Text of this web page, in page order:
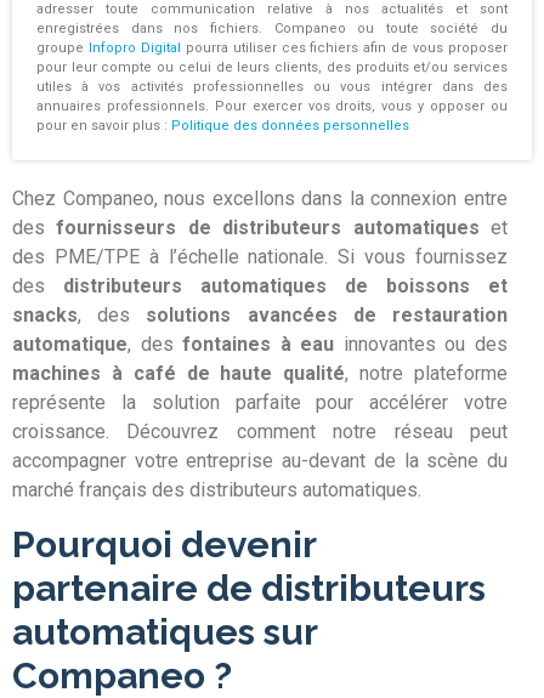
Chez Companeo, nous excellons dans la connexion entre
desfournisseurs de distributeurs automatiques et
des PME/TPE à l’échelle nationale. Si vous fournissez
des distributeurs automatiques de boissons et
snacks, des solutions avancées de restauration
automatique, desfontaines à eau innovantes ou des
machines à café de haute qualité, notre plateforme
représente la solution parfaite pour accélérer votre
croissance. Découvrez comment notre réseau peut
accompagner votre entreprise au-devant de la scène du
marché français des distributeurs automatiques.
Pourquoi devenir
partenaire de distributeurs
automatiques sur
Companeo ?
adresser toute communication relative à nos actualités et sont
enregistrées dans nos fichiers. Companeo ou toute société du
groupe
Infopro Digital
pourra utiliser ces fichiers afin de vous proposer
pour leur compte ou celui de leurs clients, des produits et/ou services
utiles à vos activités professionnelles ou vous intégrer dans des
annuaires professionnels. Pour exercer vos droits, vous y opposer ou
pour en savoir plus : Politique des données personnelles